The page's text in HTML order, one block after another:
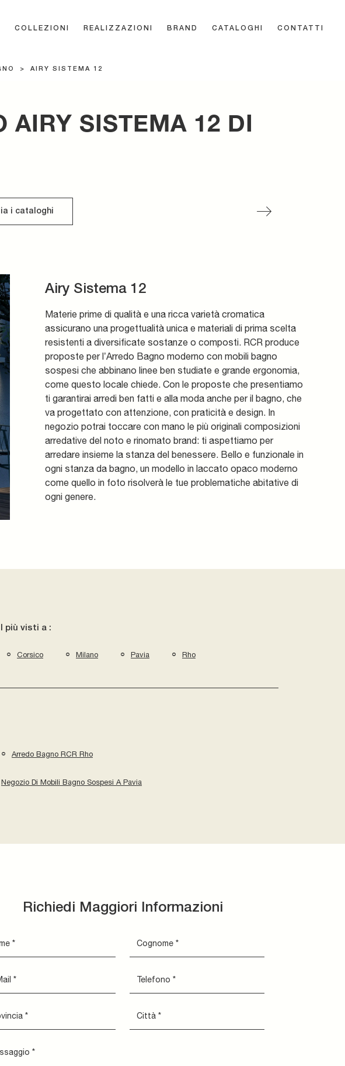
COLLEZIONI REALIZZAZIONI BRAND CATALOGHI CONTATTI
> AIRY SISTEMA 12
AIRY SISTEMA 12 DI
i cataloghi
Airy Sistema 12
Materie prime di qualità e una ricca varietà cromatica
assicurano una progettualità unica e materiali di prima scelta
resistenti a diversificate sostanze o composti. RCR produce
proposte per l’Arredo Bagno moderno con mobili bagno
sospesi che abbinano linee ben studiate e grande ergonomia,
come questo locale chiede. Con le proposte che presentiamo
ti garantirai arredi ben fatti e alla moda anche per il bagno, che
va progettato con attenzione, con praticità e design. In
negozio potrai toccare con mano le più originali composizioni
arredative del noto e rinomato brand: ti aspettiamo per
arredare insieme la stanza del benessere. Bello e funzionale in
ogni stanza da bagno, un modello in laccato opaco moderno
come quello in foto risolverà le tue problematiche abitative di
ogni genere.
I più visti a :
Corsico Milano Pavia Rho
Arredo Bagno RCR Rho
Negozio Di Mobili Bagno Sospesi A Pavia
Richiedi Maggiori Informazioni